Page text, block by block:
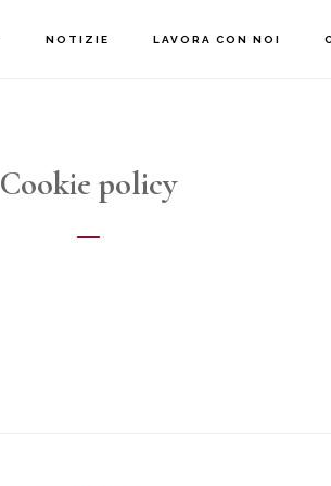
NOTIZIE LAVORA CON NOI
Cookie policy